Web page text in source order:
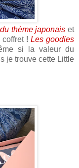
thème japonais et
! Les goodies
si la valeur du
je trouve cette Little